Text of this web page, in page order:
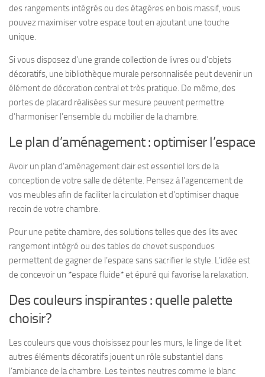
des rangements intégrés ou des étagères en bois massif, vous
pouvez maximiser votre espace tout en ajoutant une touche
unique.
Si vous disposez d’une grande collection de livres ou d’objets
décoratifs, une bibliothèque murale personnalisée peut devenir un
élément de décoration central et très pratique. De même, des
portes de placard réalisées sur mesure peuvent permettre
d’harmoniser l’ensemble du mobilier de la chambre.
Le plan d’aménagement : optimiser l’espace
Avoir un plan d’aménagement clair est essentiel lors de la
conception de votre salle de détente. Pensez à l’agencement de
vos meubles afin de faciliter la circulation et d’optimiser chaque
recoin de votre chambre.
Pour une petite chambre, des solutions telles que des lits avec
rangement intégré ou des tables de chevet suspendues
permettent de gagner de l’espace sans sacrifier le style. L’idée est
de concevoir un *espace fluide* et épuré qui favorise la relaxation.
Des couleurs inspirantes : quelle palette
choisir?
Les couleurs que vous choisissez pour les murs, le linge de lit et
autres éléments décoratifs jouent un rôle substantiel dans
l’ambiance de la chambre. Les teintes neutres comme le blanc